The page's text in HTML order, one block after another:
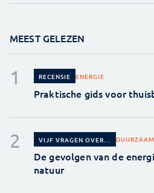
MEEST GELEZEN
RECENSIE ENERGIE
Praktische gids voor
VIJF VRAGEN OVER...
De gevolgen van de
natuur